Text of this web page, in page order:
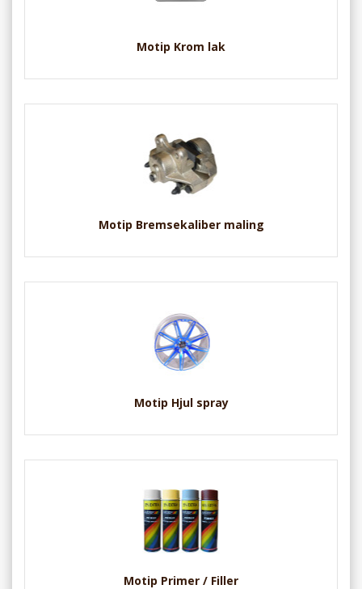
Motip Krom lak
Motip Bremsekaliber maling
Motip Hjul spray
Motip Primer / Filler